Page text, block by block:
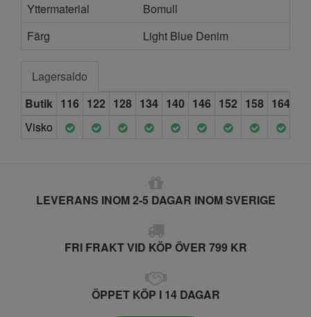
Yttermaterial
Bomull
Färg
Light Blue Denim
Lagersaldo
Butik 116 122 128 134 140 146 152 158 164
Visko
LEVERANS INOM 2-5 DAGAR INOM SVERIGE
FRI FRAKT VID KÖP ÖVER 799 KR
ÖPPET KÖP I 14 DAGAR